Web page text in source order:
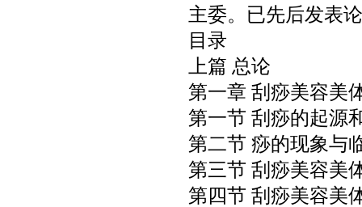
主委。已先后发表
目录
上篇 总论
第一章 刮痧美容美
第一节 刮痧的起源
第二节 痧的现象与
第三节 刮痧美容美
第四节 刮痧美容美